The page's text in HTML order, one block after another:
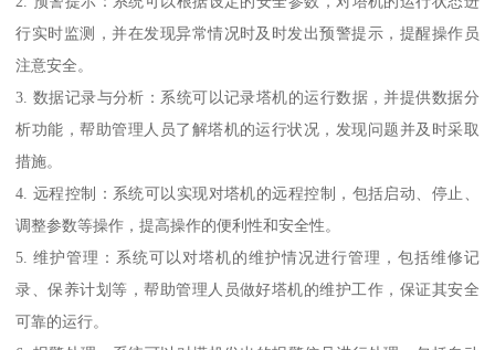
行实时监测，并在发现异常情况时及时发出预警提示，提醒操作员
注意安全。
3. 数据记录与分析：系统可以记录塔机的运行数据，并提供数据分
析功能，帮助管理人员了解塔机的运行状况，发现问题并及时采取
措施。
4. 远程控制：系统可以实现对塔机的远程控制，包括启动、停止、
调整参数等操作，提高操作的便利性和安全性。
5. 维护管理：系统可以对塔机的维护情况进行管理，包括维修记
录、保养计划等，帮助管理人员做好塔机的维护工作，保证其安全
可靠的运行。